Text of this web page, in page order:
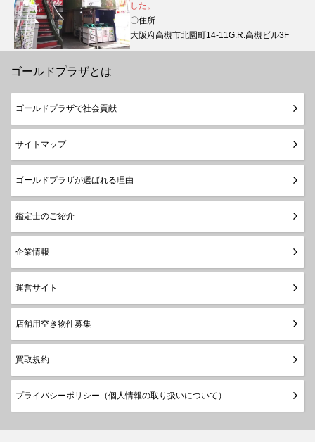
した。
〇住所
大阪府高槻市北園町14-11G.R.高槻ビル3F
ゴールドプラザとは
ゴールドプラザで社会貢献
サイトマップ
ゴールドプラザが選ばれる理由
鑑定士のご紹介
企業情報
運営サイト
店舗用空き物件募集
買取規約
プライバシーポリシー（個人情報の取り扱いについて）